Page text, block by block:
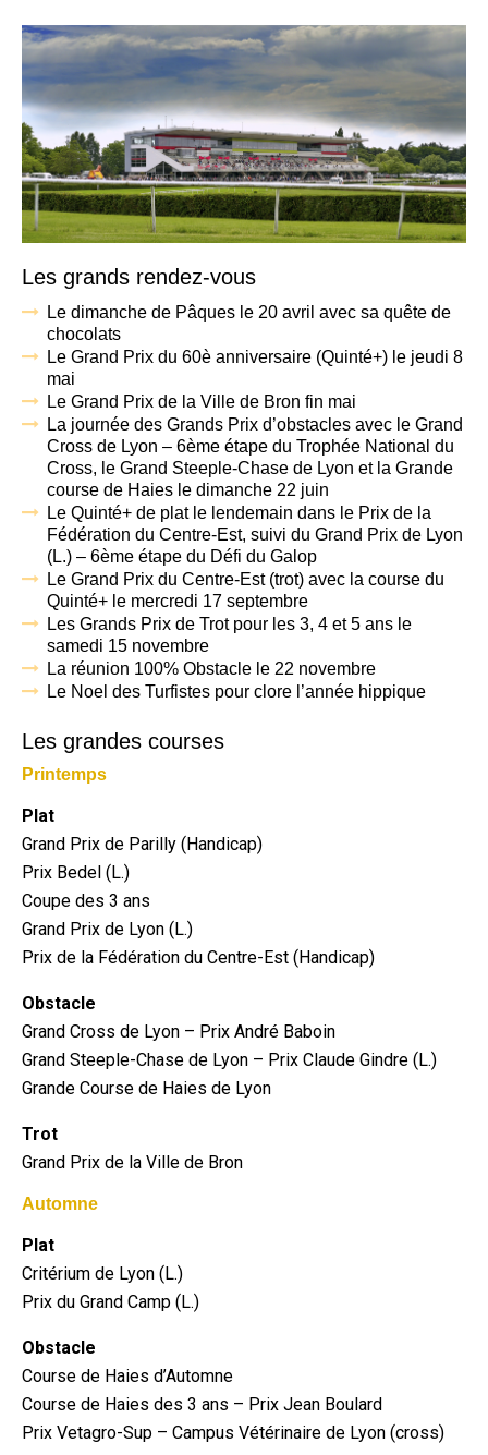
Les grands rendez-vous
Le dimanche de Pâques le 20 avril avec sa quête de
chocolats
Le Grand Prix du 60è anniversaire (Quinté+) le jeudi 8
mai
Le Grand Prix de la Ville de Bron fin mai
La journée des Grands Prix d’obstacles avec le Grand
Cross de Lyon – 6ème étape du Trophée National du
Cross, le Grand Steeple-Chase de Lyon et la Grande
course de Haies le dimanche 22 juin
Le Quinté+ de plat le lendemain dans le Prix de la
Fédération du Centre-Est, suivi du Grand Prix de Lyon
(L.) – 6ème étape du Défi du Galop
Le Grand Prix du Centre-Est (trot) avec la course du
Quinté+ le mercredi 17 septembre
Les Grands Prix de Trot pour les 3, 4 et 5 ans le
samedi 15 novembre
La réunion 100% Obstacle le 22 novembre
Le Noel des Turfistes pour clore l’année hippique
Les grandes courses
Printemps
Plat
Grand Prix de Parilly (Handicap)
Prix Bedel (L.)
Coupe des 3 ans
Grand Prix de Lyon (L.)
Prix de la Fédération du Centre-Est (Handicap)
Obstacle
Grand Cross de Lyon – Prix André Baboin
Grand Steeple-Chase de Lyon – Prix Claude Gindre (L.)
Grande Course de Haies de Lyon
Trot
Grand Prix de la Ville de Bron
Automne
Plat
Critérium de Lyon (L.)
Prix du Grand Camp (L.)
Obstacle
Course de Haies d’Automne
Course de Haies des 3 ans – Prix Jean Boulard
Prix Vetagro-Sup – Campus Vétérinaire de Lyon (cross)